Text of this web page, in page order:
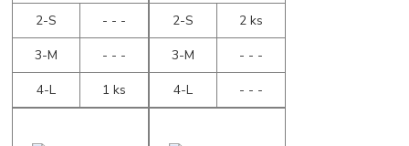
2-S
- - -
3-M
- - -
4-L
1 ks
2-S
2 ks
3-M
- - -
4-L
- - -